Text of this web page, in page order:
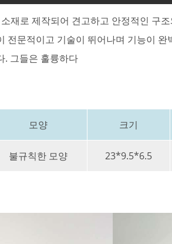
재로 제작되어 견고하고 안정적인 구
전문적이고 기술이 뛰어나며 기능이
. 그들은 훌륭하다
모양 크기
불규칙한 모양 23*9.5*6.5